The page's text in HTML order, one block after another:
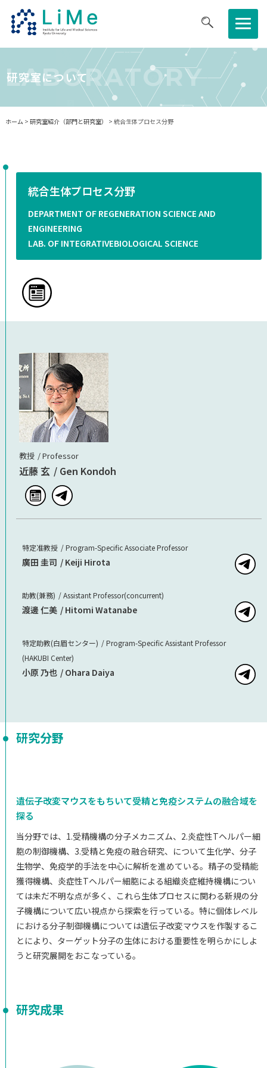
医生研について
教育・キャリア
ニュース・イベント
採用情報
研究室について
LABORATORY
ホーム> 研究室紹介（部門と研究室） > 統合生体プロセス分野
統合生体プロセス分野
DEPARTMENT OF REGENERATION SCIENCE AND
ENGINEERING
LAB. OF INTEGRATIVEBIOLOGICAL SCIENCE
教授 Professor
近藤 玄 Gen Kondoh
特定准教授 Program-Specific Associate Professor
廣田 圭司 Keiji Hirota
助教(兼務) Assistant Professor(concurrent)
渡邊 仁美 Hitomi Watanabe
特定助教(白眉センター)
Program-Specific Assistant Professor
(HAKUBI Center)
小原 乃也 Ohara Daiya
研究分野
遺伝子改変マウスをもちいて受精と免疫システムの融合域を
探る
当分野では、1.受精機構の分子メカニズム、2.炎症性Tヘルパー細
胞の制御機構、3.受精と免疫の融合研究、について生化学、分子
生物学、免疫学的手法を中心に解析を進めている。精子の受精能
獲得機構、炎症性Tヘルパー細胞による組織炎症維持機構につい
ては未だ不明な点が多く、これら生体プロセスに関わる新規の分
子機構について広い視点から探索を行っている。特に個体レベル
における分子制御機構については遺伝子改変マウスを作製するこ
とにより、ターゲット分子の生体における重要性を明らかにしよ
うと研究展開をおこなっている。
研究成果